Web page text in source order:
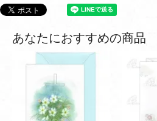
あなたにおすすめの商品